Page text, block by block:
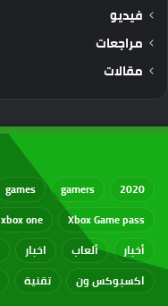
فيديو
مراجعات
مقالات
2020
gamers
games
Xbox Game pass
xbox one
أخبار
ألعاب اخبار
اكسبوكس ون
تقنية